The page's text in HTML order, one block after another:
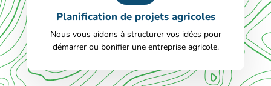
Planification de projets agricoles
Nous vous aidons à structurer vos idées pour
démarrer ou bonifier une entreprise agricole.